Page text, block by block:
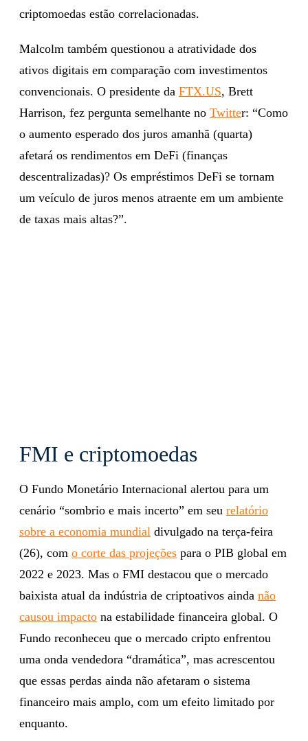
criptomoedas estão correlacionadas.
Malcolm também questionou a atratividade dos
ativos digitais em comparação com investimentos
convencionais. O presidente da FTX.US, Brett
Harrison, fez pergunta semelhante no Twitter: “Como
o aumento esperado dos juros amanhã (quarta)
afetará os rendimentos em DeFi (finanças
descentralizadas)? Os empréstimos DeFi se tornam
um veículo de juros menos atraente em um ambiente
de taxas mais altas?”.
FMI e criptomoedas
O Fundo Monetário Internacional alertou para um
cenário “sombrio e mais incerto” em seu relatório
sobre a economia mundial divulgado na terça-feira
(26), com o corte das projeções para o PIB global em
2022 e 2023. Mas o FMI destacou que o mercado
baixista atual da indústria de criptoativos ainda não
causou impacto na estabilidade financeira global. O
Fundo reconheceu que o mercado cripto enfrentou
uma onda vendedora “dramática”, mas acrescentou
que essas perdas ainda não afetaram o sistema
financeiro mais amplo, com um efeito limitado por
enquanto.